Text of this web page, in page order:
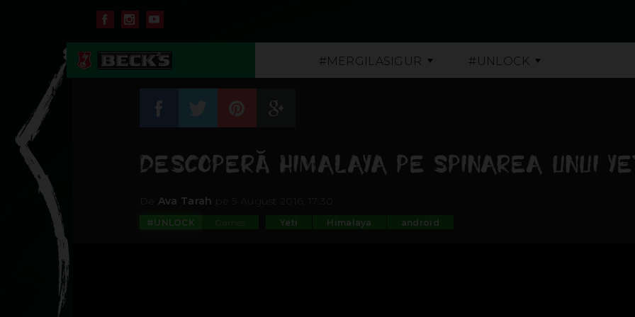
#MERGILASIGUR #UNLOCK
DESCOPERĂ HIMALAYA PE SPINAREA UNUI
Ava Tarah pe 5 August 2016, 17:30
#UNLOCK Games Yeti Himalaya android